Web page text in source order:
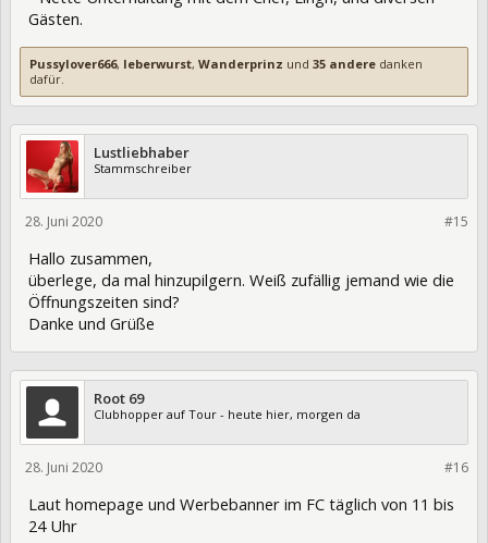
Gästen.
Pussylover666, leberwurst, Wanderprinz und 35 andere danken
dafür.
Lustliebhaber
Stammschreiber
#15
28. Juni 2020
Hallo zusammen,
überlege, da mal hinzupilgern. Weiß zufällig jemand wie die
Öffnungszeiten sind?
Danke und Grüße
Root 69
Clubhopper auf Tour - heute hier, morgen da
#16
28. Juni 2020
Laut homepage und Werbebanner im FC täglich von 11 bis
24 Uhr